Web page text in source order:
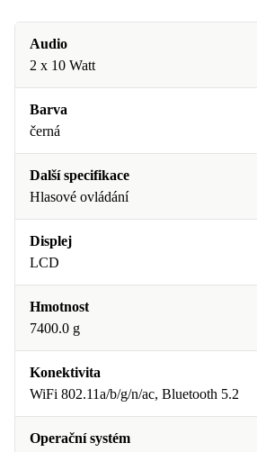
Audio
2 x 10 Watt
Barva
černá
Další specifikace
Hlasové ovládání
Displej
LCD
Hmotnost
7400.0 g
Konektivita
WiFi 802.11a/b/g/n/ac, Bluetooth 5.2
Operační systém